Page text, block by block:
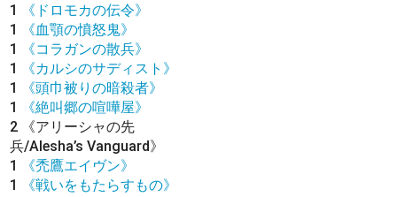
1
《ドロモカの伝令》
1
《血顎の憤怒鬼》
1
《コラガンの散兵》
1
《カルシのサディスト》
1
《頭巾被りの暗殺者》
1
《絶叫郷の喧嘩屋》
2
《アリーシャの先
兵/Alesha’s Vanguard》
1
《禿鷹エイヴン》
1
《戦いをもたらすもの》